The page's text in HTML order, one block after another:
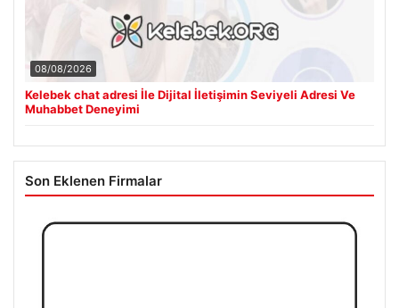
08/08/2026
Kelebek chat adresi İle Dijital İletişimin Seviyeli Adresi Ve
Muhabbet Deneyimi
Son Eklenen Firmalar